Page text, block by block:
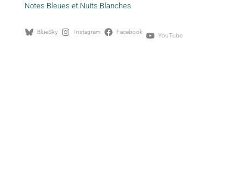
Notes Bleues et Nuits Blanches
BlueSky Instagram Facebook YouTube